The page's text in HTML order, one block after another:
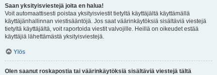
Saan yksityisviestejä joita en halua!
Voit automaattisesti poistaa yksityisviestit tietyltä käyttäjältä käyttämällä
käyttäjänhallinnan viestisääntöjä. Jos saat väärinkäytöksiä sisältäviä viestejä
tietyltä käyttäjältä, voit raportoida viestit valvojille. Heillä on oikeudet estää
käyttäjiä lähettämästä yksityisviestejä.
Ylös
Olen saanut roskapostia tai väärinkäytöksiä sisältäviä viestejä tältä